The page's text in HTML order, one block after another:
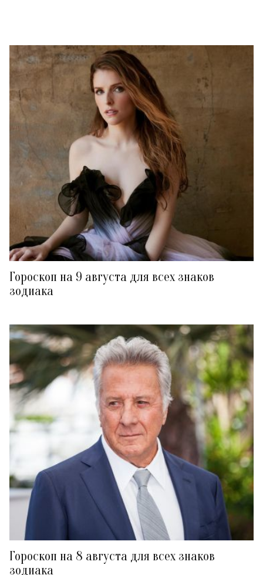
Гороскоп на 9 августа для всех знаков
зодиака
Гороскоп на 8 августа для всех знаков
зодиака